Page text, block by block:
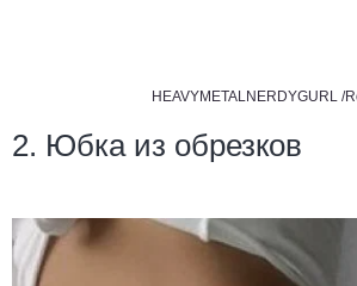
HEAVYMETALNERDYGURL /
2. Юбка из обрезков